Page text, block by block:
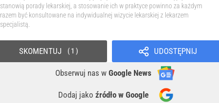
stanowią porady lekarskiej, a stosowanie ich w praktyce powinno za każdym
razem być konsultowane na indywidualnej wizycie lekarskiej z lekarzem
specjalistą.
UDOSTĘPNIJ
Obserwuj nas w Google News
Dodaj jako źródło w Google
SKOMENTUJ 1